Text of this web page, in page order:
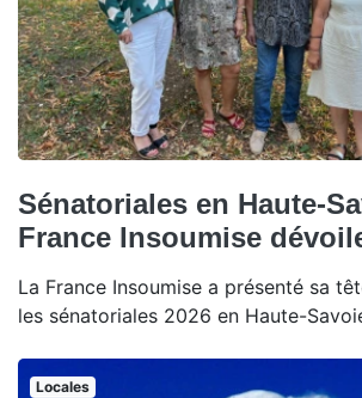
Sénatoriales en Haute-
France Insoumise
La France Insoumise a présenté sa
les sénatoriales 2026 en Haute-
Locales